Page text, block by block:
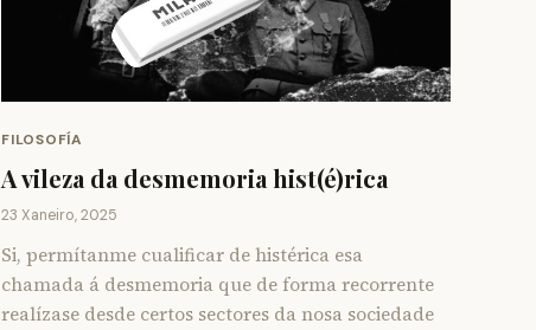
FILOSOFÍA
A vileza da desmemoria hist(é)rica
23 Xaneiro, 2025
Si, permítanme cualificar de histérica esa
chamada á desmemoria que de forma recorrente
realízase desde certos sectores da nosa sociedade